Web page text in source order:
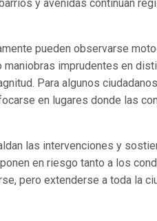
y avenidas continúan
pueden observarse
imprudentes en
Para algunos
en lugares donde las
las intervenciones y
en riesgo tanto a los
pero extenderse a toda la